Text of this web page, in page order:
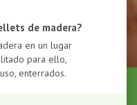
de madera?
en un lugar
para ello,
enterrados.